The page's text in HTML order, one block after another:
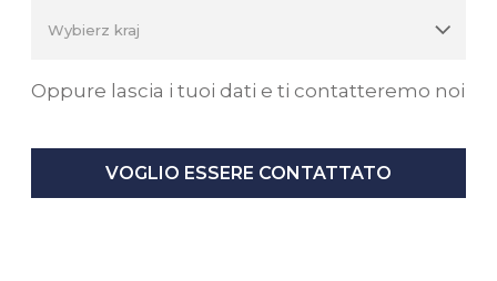
Oppure lascia i tuoi dati e ti contatteremo noi
VOGLIO ESSERE CONTATTATO